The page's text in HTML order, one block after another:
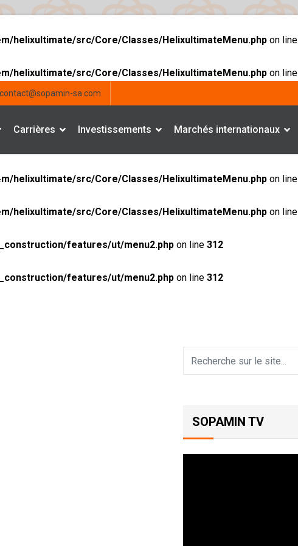
helixultimate/src/Core/Classes/HelixultimateMenu.php on line
helixultimate/src/Core/Classes/HelixultimateMenu.php on line
contact@sopamin-sa.com
Carrières Investissements Marchés internationaux
helixultimate/src/Core/Classes/HelixultimateMenu.php on line
helixultimate/src/Core/Classes/HelixultimateMenu.php on line
features/ut/menu2.php on line 312
features/ut/menu2.php on line 312
SOPAMIN TV